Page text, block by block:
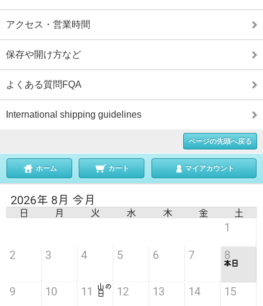
アクセス・営業時間
保存や開け方など
よくある質問FQA
International shipping guidelines
ページの先頭へ戻る
ホーム カート マイアカウント